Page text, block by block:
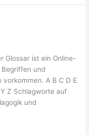
Glossar ist ein Online-
und
A B C D E
Z Schlagworte auf
und